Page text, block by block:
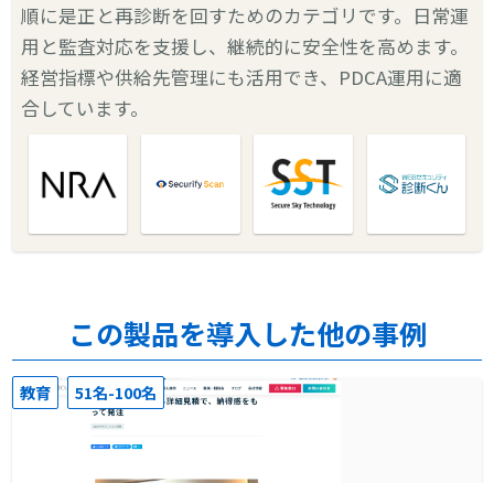
順に是正と再診断を回すためのカテゴリです。日常運
用と監査対応を支援し、継続的に安全性を高めます。
経営指標や供給先管理にも活用でき、PDCA運用に適
合しています。
この製品を導入した他の事例
教育 51名-100名